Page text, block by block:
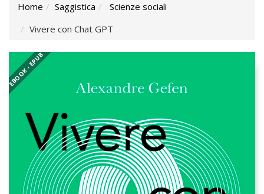
Home Saggistica
Scienze sociali
Vivere con Chat GPT
EBOOK - EPUB